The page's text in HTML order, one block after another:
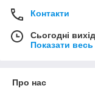
Контакти
Сьогодні
Показати
Про нас